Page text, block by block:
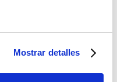
Mostrar detalles
de datos.
los centros de
serán más viables.